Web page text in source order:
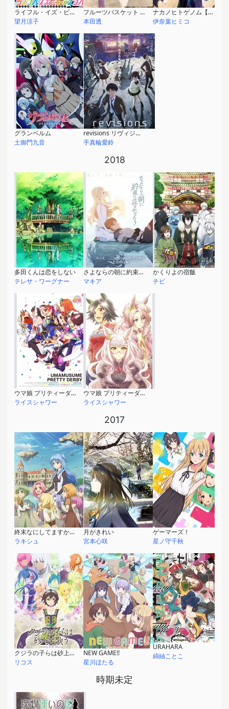
ライフル・イズ・ビューティフル
望月涼子
フルーツバスケット 1st Season
本田透
ナカノヒトゲノム【実況中】
伊奈葉ヒミコ
グランベルム
土御門九音
revisions リヴィジョンズ
手真輪愛鈴
2018
多田くんは恋をしない
テレサ・ワーグナー
さよならの朝に約束の花をかざろう
マキア
かくりよの宿飯
チビ
ウマ娘 プリティーダービー
ライスシャワー
ウマ娘 プリティーダービー EXTRA R「BNWの誓い」
ライスシャワー
2017
終末なにしてますか？ 忙しいですか？ 救ってもらっていいですか？
ラキシュ
月がきれい
宮本心咲
ゲーマーズ！
星ノ守千秋
クジラの子らは砂上に歌う
リコス
NEW GAME!!
星川ほたる
URAHARA
綿紬ことこ
時期未定